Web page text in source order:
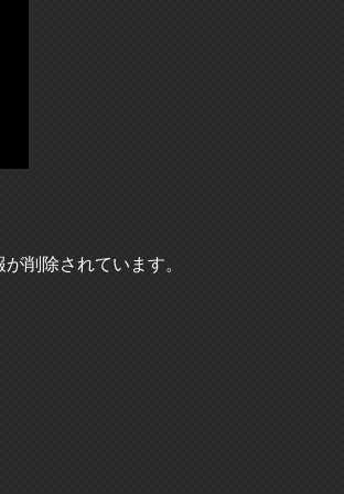
削除されています。